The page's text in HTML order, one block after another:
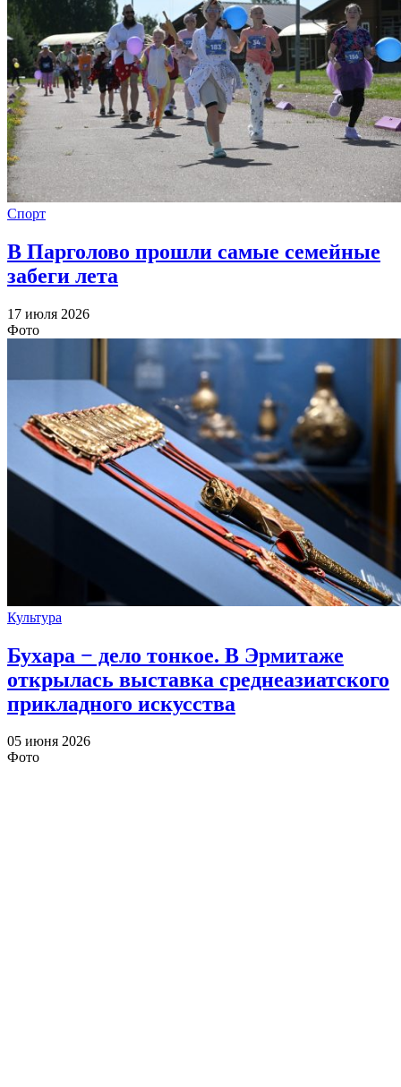
Спорт
В Парголово прошли самые семейные
забеги лета
17 июля 2026
Фото
Культура
Бухара − дело тонкое. В Эрмитаже
открылась выставка среднеазиатского
прикладного искусства
05 июня 2026
Фото